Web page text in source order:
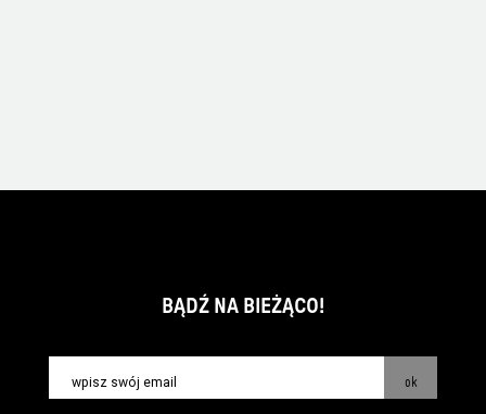
BĄDŹ NA BIEŻĄCO!
ok